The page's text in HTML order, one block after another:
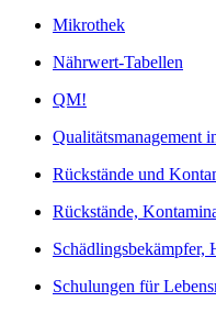
Mikrothek
Nährwert-Tabellen
QM!
Qualitätsmanagement
Rückstände und
Rückstände,
Schädlingsbekämpfer,
Schulungen für